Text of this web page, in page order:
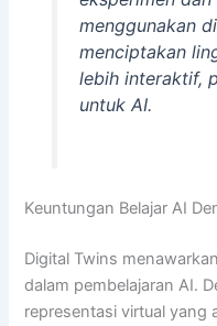
menggunakan
menciptakan
lebih interaktif,
untuk AI.
Keuntungan Belajar AI
Digital Twins
dalam pembelajaran AI.
representasi virtual yang